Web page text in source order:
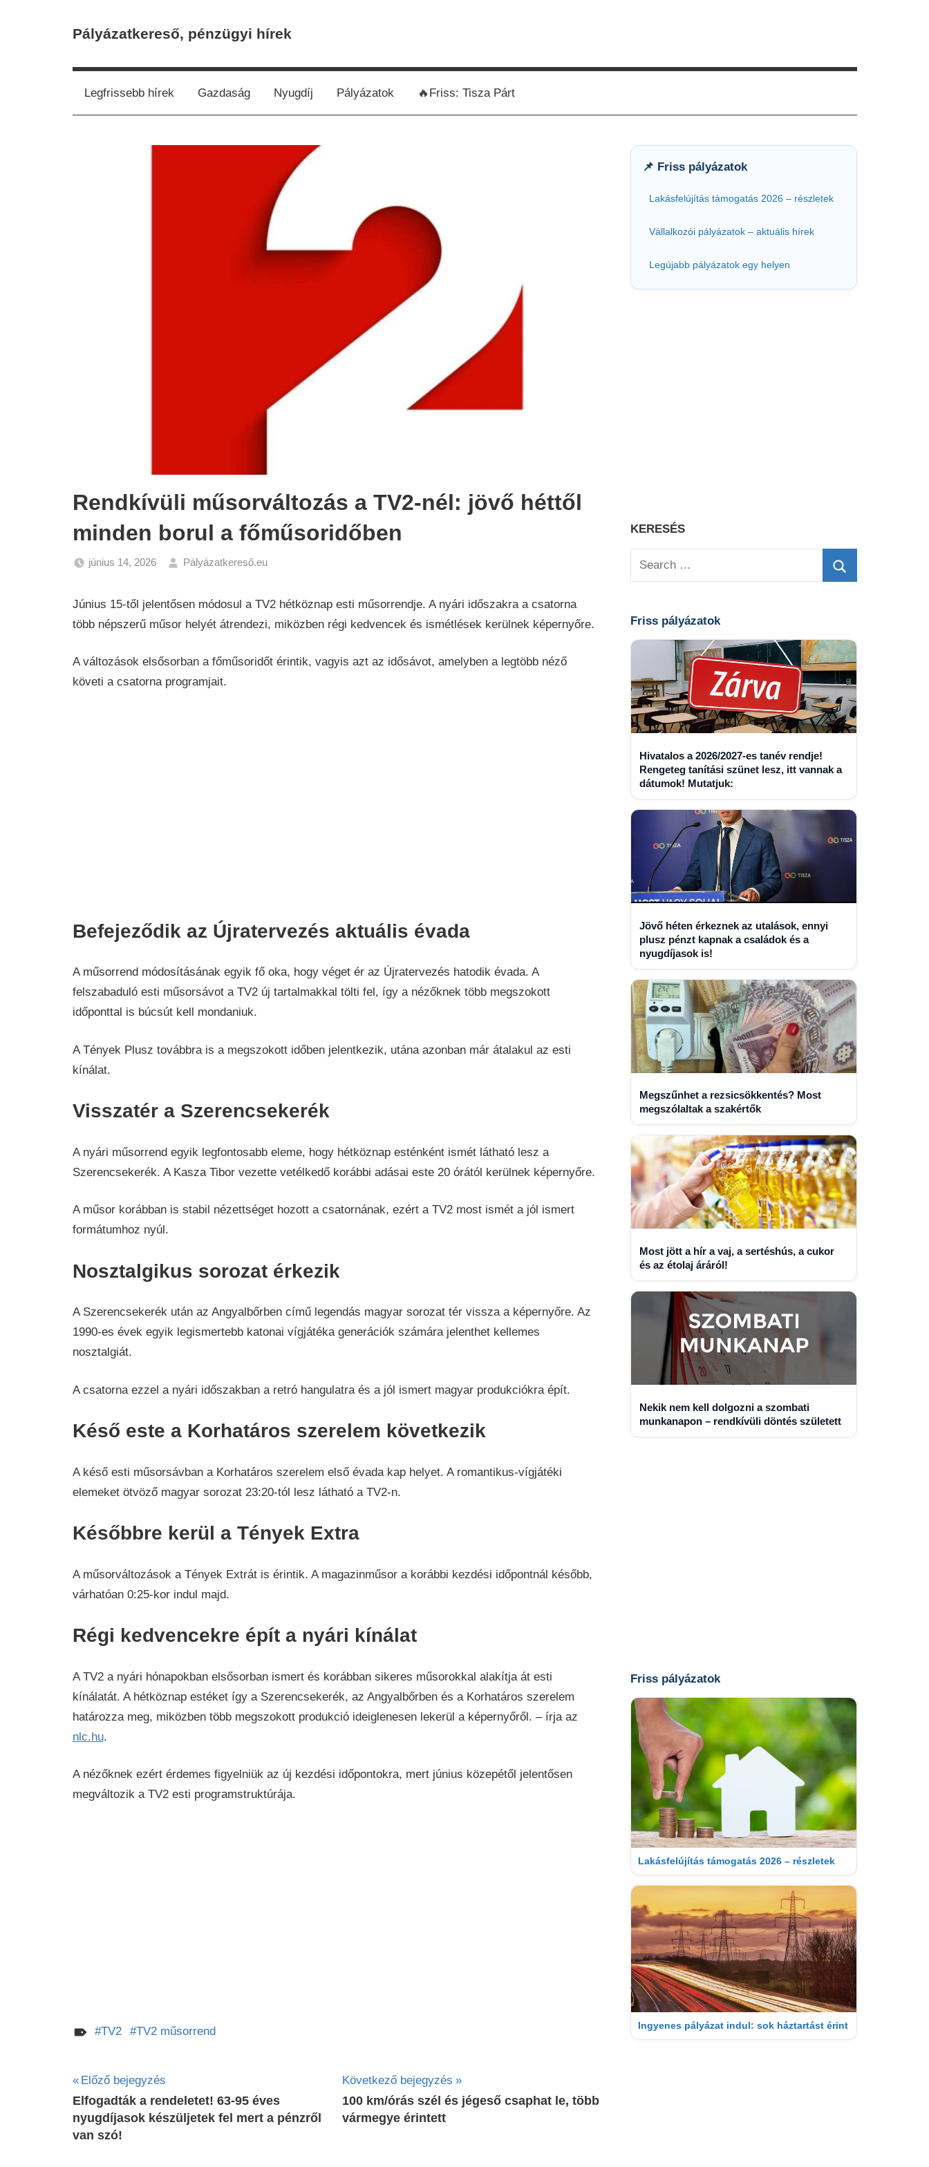
Pályázatkereső, pénzügyi hírek
Legfrissebb hírek Gazdaság Nyugdíj Pályázatok 🔥Friss: Tisza Párt
Rendkívüli műsorváltozás a TV2-nél: jövő héttől
minden borul a főműsoridőben
június 14, 2026
Pályázatkereső.eu
Június 15-től jelentősen módosul a TV2 hétköznap esti műsorrendje. A nyári időszakra a csatorna
több népszerű műsor helyét átrendezi, miközben régi kedvencek és ismétlések kerülnek képernyőre.
A változások elsősorban a főműsoridőt érintik, vagyis azt az idősávot, amelyben a legtöbb néző
követi a csatorna programjait.
Befejeződik az Újratervezés aktuális évada
A műsorrend módosításának egyik fő oka, hogy véget ér az Újratervezés hatodik évada. A
felszabaduló esti műsorsávot a TV2 új tartalmakkal tölti fel, így a nézőknek több megszokott
időponttal is búcsút kell mondaniuk.
A Tények Plusz továbbra is a megszokott időben jelentkezik, utána azonban már átalakul az esti
kínálat.
Visszatér a Szerencsekerék
A nyári műsorrend egyik legfontosabb eleme, hogy hétköznap esténként ismét látható lesz a
Szerencsekerék. A Kasza Tibor vezette vetélkedő korábbi adásai este 20 órától kerülnek képernyőre.
A műsor korábban is stabil nézettséget hozott a csatornának, ezért a TV2 most ismét a jól ismert
formátumhoz nyúl.
Nosztalgikus sorozat érkezik
A Szerencsekerék után az Angyalbőrben című legendás magyar sorozat tér vissza a képernyőre. Az
1990-es évek egyik legismertebb katonai vígjátéka generációk számára jelenthet kellemes
nosztalgiát.
A csatorna ezzel a nyári időszakban a retró hangulatra és a jól ismert magyar produkciókra épít.
Késő este a Korhatáros szerelem következik
A késő esti műsorsávban a Korhatáros szerelem első évada kap helyet. A romantikus-vígjátéki
elemeket ötvöző magyar sorozat 23:20-tól lesz látható a TV2-n.
Későbbre kerül a Tények Extra
A műsorváltozások a Tények Extrát is érintik. A magazinműsor a korábbi kezdési időpontnál később,
várhatóan 0:25-kor indul majd.
Régi kedvencekre épít a nyári kínálat
A TV2 a nyári hónapokban elsősorban ismert és korábban sikeres műsorokkal alakítja át esti
kínálatát. A hétköznap estéket így a Szerencsekerék, az Angyalbőrben és a Korhatáros szerelem
határozza meg, miközben több megszokott produkció ideiglenesen lekerül a képernyőről. – írja az
nlc.hu.
A nézőknek ezért érdemes figyelniük az új kezdési időpontokra, mert június közepétől jelentősen
megváltozik a TV2 esti programstruktúrája.
TV2 TV2 műsorrend
Bejegyzés
navigáció
Előző bejegyzés
Elfogadták a rendeletet! 63-95 éves
nyugdíjasok készüljetek fel mert a pénzről
van szó!
Következő bejegyzés
100 km/órás szél és jégeső csaphat le, több
vármegye érintett
📌 Friss pályázatok
Lakásfelújítás támogatás 2026 – részletek
Vállalkozói pályázatok – aktuális hírek
Legújabb pályázatok egy helyen
KERESÉS
Search
Friss pályázatok
Hivatalos a 2026/2027-es tanév rendje!
Rengeteg tanítási szünet lesz, itt vannak a
dátumok! Mutatjuk:
Jövő héten érkeznek az utalások, ennyi
plusz pénzt kapnak a családok és a
nyugdíjasok is!
Megszűnhet a rezsicsökkentés? Most
megszólaltak a szakértők
Most jött a hír a vaj, a sertéshús, a cukor
és az étolaj áráról!
Nekik nem kell dolgozni a szombati
munkanapon – rendkívüli döntés született
Friss pályázatok
Lakásfelújítás támogatás 2026 – részletek
Ingyenes pályázat indul: sok háztartást érint